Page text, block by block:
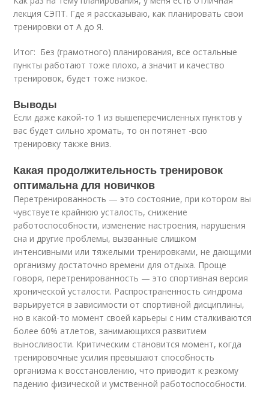
лекция СЭПТ. Где я рассказываю, как планировать свои
тренировки от А до Я.
Итог: Без (грамотного) планирования, все остальные
пункты работают тоже плохо, а значит и качество
тренировок, будет тоже низкое.
Выводы
Если даже какой-то 1 из вышеперечисленных пунктов у
вас будет сильно хромать, то он потянет -всю
тренировку также вниз.
Какая продолжительность тренировок
оптимальна для новичков
Перетренированность — это состояние, при котором вы
чувствуете крайнюю усталость, снижение
работоспособности, изменение настроения, нарушения
сна и другие проблемы, вызванные слишком
интенсивными или тяжелыми тренировками, не дающими
организму достаточно времени для отдыха. Проще
говоря, перетренированность — это спортивная версия
хронической усталости. Распространенность синдрома
варьируется в зависимости от спортивной дисциплины,
но в какой-то момент своей карьеры с ним сталкиваются
более 60% атлетов, занимающихся развитием
выносливости. Критическим становится момент, когда
тренировочные усилия превышают способность
организма к восстановлению, что приводит к резкому
падению физической и умственной работоспособности.